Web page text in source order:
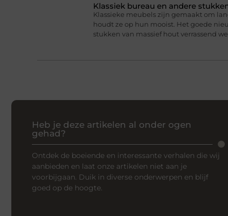
Klassiek bureau en andere
Klassieke meubels zijn gemaakt om
houdt ze op hun mooist. Het goede
stukken van massief hout verrassend
Heb je deze artikelen al onder ogen
gehad?
Ontdek de boeiende en interessante verhalen die wij
aanbieden en laat onze artikelen niet aan je
voorbijgaan. Duik in diverse onderwerpen en blijf
goed op de hoogte.